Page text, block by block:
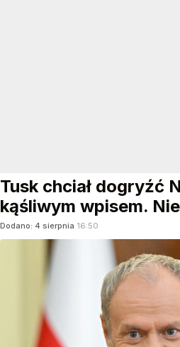
Tusk chciał dogryźć
kąśliwym wpisem.
Dodano: 4 sierpnia 16:50